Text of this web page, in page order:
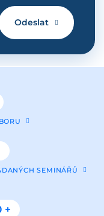
Odeslat
SEMINÁŘŮ
+